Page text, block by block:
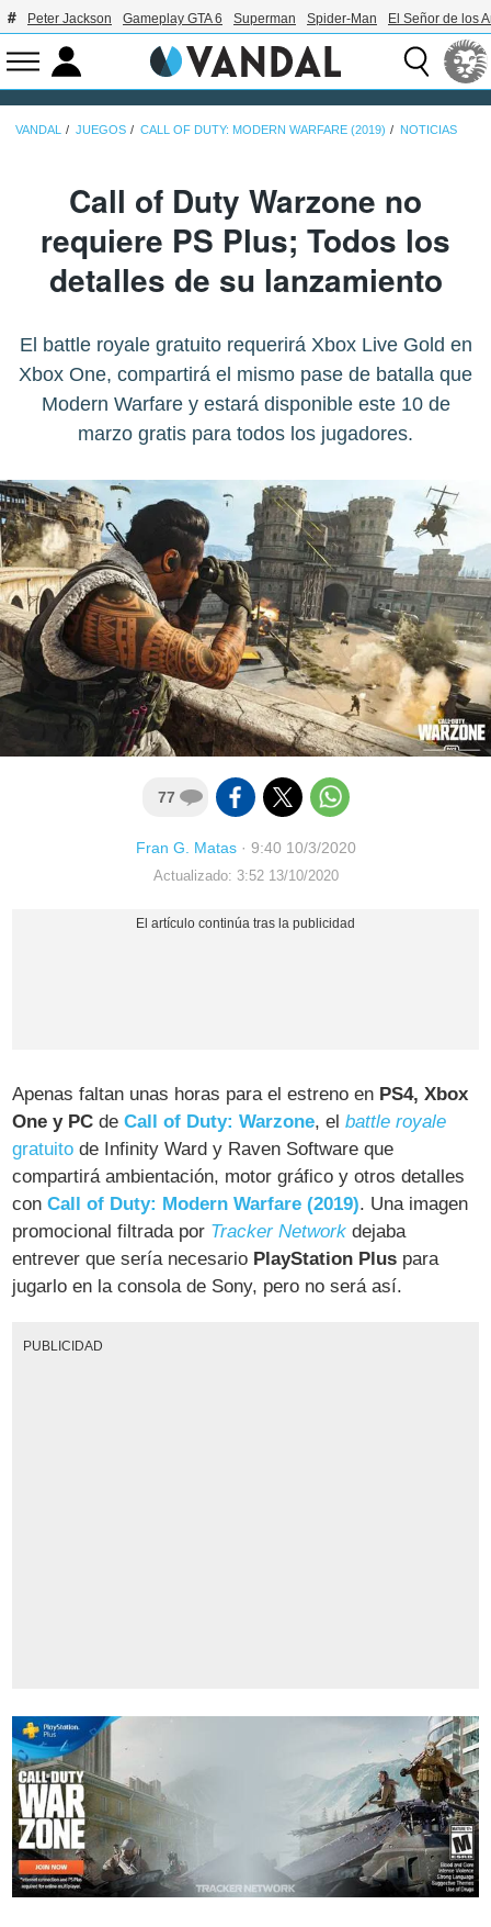
Peter Jackson Gameplay GTA 6 Superman Spider-Man El Señor de los
VANDAL JUEGOS CALL OF DUTY: MODERN WARFARE (2019) NOTICIAS
Call of Duty Warzone no
requiere PS Plus; Todos los
detalles de su lanzamiento
El battle royale gratuito requerirá Xbox Live Gold en
Xbox One, compartirá el mismo pase de batalla que
Modern Warfare y estará disponible este 10 de
marzo gratis para todos los jugadores.
77
Fran G. Matas· 9:40 10/3/2020
Actualizado: 3:52 13/10/2020
Apenas faltan unas horas para el estreno en PS4, Xbox
One y PC deCall of Duty: Warzone, elbattle royale
gratuito de Infinity Ward y Raven Software que
compartirá ambientación, motor gráfico y otros detalles
conCall of Duty: Modern Warfare (2019). Una imagen
promocional filtrada por Tracker Network dejaba
entrever que sería necesario PlayStation Plus para
jugarlo en la consola de Sony, pero no será así.
PUBLICIDAD